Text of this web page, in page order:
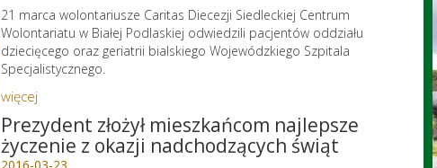
21 marca wolontariusze Caritas Diecezji Siedleckiej Centrum
Wolontariatu w Białej Podlaskiej odwiedzili pacjentów oddziału
dziecięcego oraz geriatrii bialskiego Wojewódzkiego Szpitala
Specjalistycznego.
więcej
Prezydent złożył mieszkańcom najlepsze
życzenie z okazji nadchodzących świąt